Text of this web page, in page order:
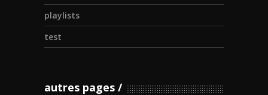
playlists
test
autres pages